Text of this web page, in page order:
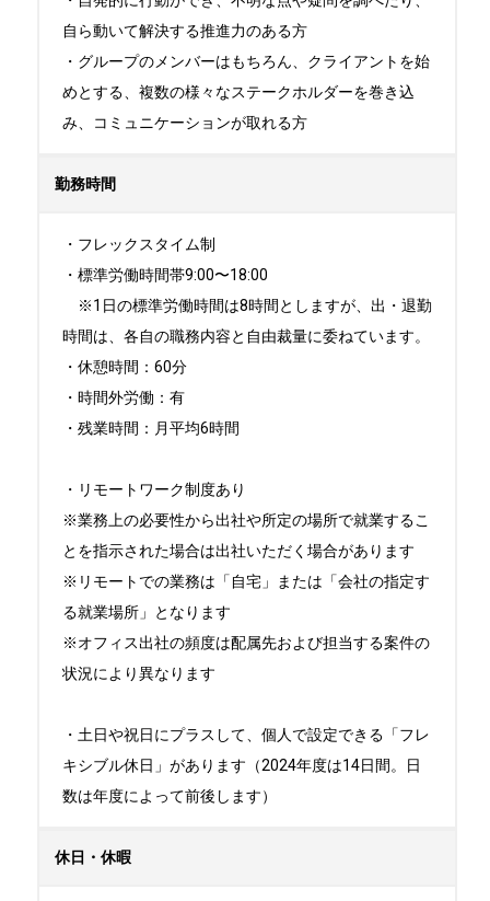
自ら動いて解決する推進力のある方
・グループのメンバーはもちろん、クライアントを始
めとする、複数の様々なステークホルダーを巻き込
み、コミュニケーションが取れる方
勤務時間
・フレックスタイム制
・標準労働時間帯9:00〜18:00
※1日の標準労働時間は8時間としますが、出・退勤
時間は、各自の職務内容と自由裁量に委ねています。
・休憩時間：60分
・時間外労働：有
・残業時間：月平均6時間
・リモートワーク制度あり
※業務上の必要性から出社や所定の場所で就業するこ
とを指示された場合は出社いただく場合があります
※リモートでの業務は「自宅」または「会社の指定す
る就業場所」となります
※オフィス出社の頻度は配属先および担当する案件の
状況により異なります
・土日や祝日にプラスして、個人で設定できる「フレ
キシブル休日」があります（2024年度は14日間。日
数は年度によって前後します）
休日・休暇